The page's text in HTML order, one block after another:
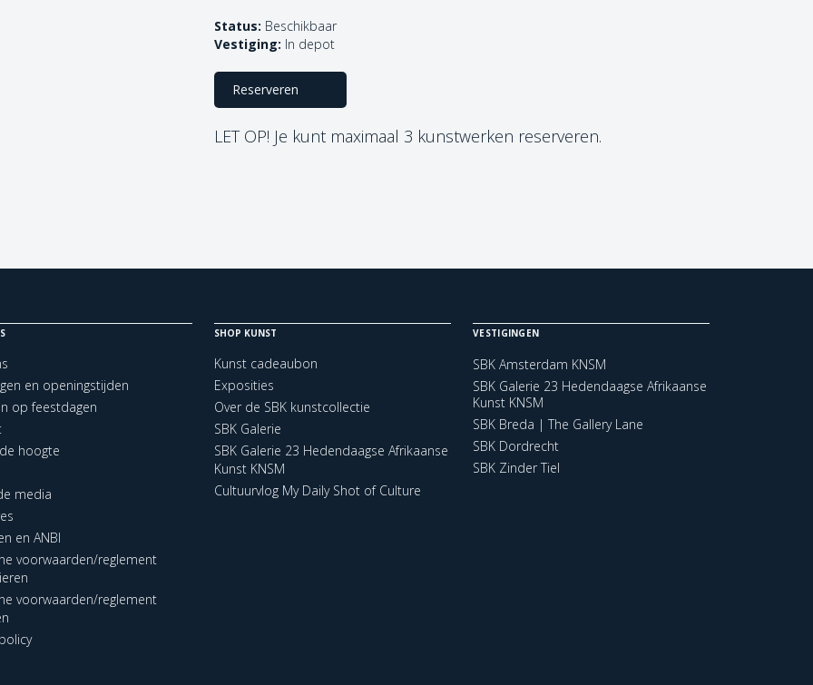
Status: Beschikbaar
Vestiging: In depot
Reserveren
LET OP! Je kunt maximaal 3 kunstwerken reserveren.
en openingstijden
op feestdagen
hoogte
media
en ANBI
voorwaarden/reglement
voorwaarden/reglement
SHOP KUNST
Kunst cadeaubon
Exposities
Over de SBK kunstcollectie
SBK Galerie
SBK Galerie 23 Hedendaagse Afrikaanse
Kunst KNSM
Cultuurvlog My Daily Shot of Culture
VESTIGINGEN
SBK Amsterdam KNSM
SBK Galerie 23 Hedendaagse Afrikaanse
Kunst KNSM
SBK Breda | The Gallery Lane
SBK Dordrecht
SBK Zinder Tiel